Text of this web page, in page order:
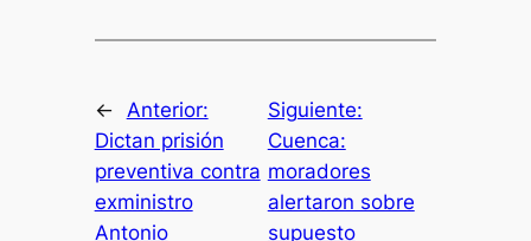
←
Anterior:
Dictan prisión
preventiva contra
exministro
Antonio
Siguiente:
Cuenca:
moradores
alertaron sobre
supuesto